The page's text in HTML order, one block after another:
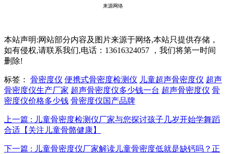
来源网络
本站声明:网站部分内容及图片来源于网络,本站只提供存储，
如有侵权,请联系我们,电话：13616324057 ，我们将第一时间
删除!
标签： 骨密度仪 便携式骨密度检测仪 儿童超声骨密度仪 超声
骨密度仪生产厂家 超声骨密度仪多少钱一台 超声骨密度仪 骨
密度仪价格多少钱 骨密度仪国产品牌
上一篇 : 儿童骨密度检测仪厂家与您探讨孩子几岁开始学舞蹈
合适【关注儿童骨骼健康】
下一篇 : 儿童骨密度仪厂家解读儿童骨密度低就是缺钙吗？正